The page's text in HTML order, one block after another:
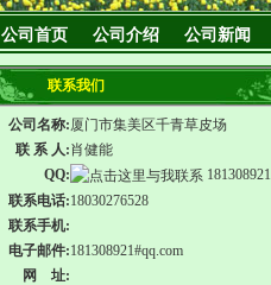
公司首页 公司介绍 公司新闻
联系我们
公司名称:厦门市集美区千青草皮场
联 系 人:肖健能
QQ:
181308921
联系电话:18030276528
联系手机:
电子邮件:181308921#qq.com
网 址: